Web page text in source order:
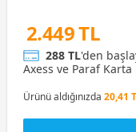
2.449 TL
288 TL'den
Axess ve Paraf Karta
Ürünü aldığınızda 20,41